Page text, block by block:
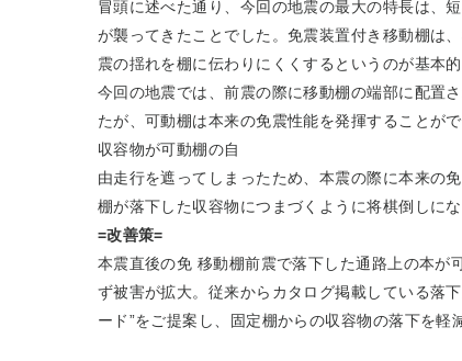
冒頭に述べた通り、今回の地震の最大の特長は、
が襲ってきたことでした。免震装置付き移動棚は
震の揺れを棚に伝わりにくくするというのが基本的
今回の地震では、前震の際に移動棚の端部に配置
たが、可動棚は本来の免震性能を発揮することが
収容物が可動棚の自
由走行を遮ってしまったため、本震の際に本来の
棚が落下した収容物につまづくように将棋倒しに
=改善策=
本震直後の免 移動棚前震で落下した通路上の本が
ず被害が拡大。従来からカタログ掲載している落
ード”をご提案し、固定棚からの収容物の落下を軽